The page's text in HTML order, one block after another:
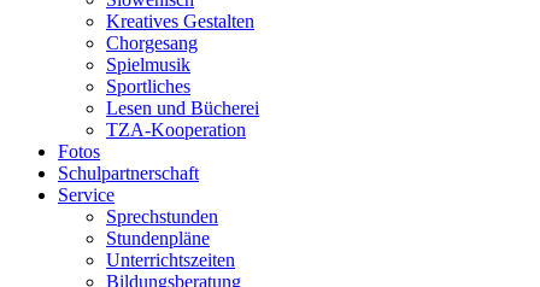
Kreatives Gestalten
Chorgesang
Spielmusik
Sportliches
Lesen und Bücherei
TZA-Kooperation
Fotos
Schulpartnerschaft
Service
Sprechstunden
Stundenpläne
Unterrichtszeiten
Bildungsberatung